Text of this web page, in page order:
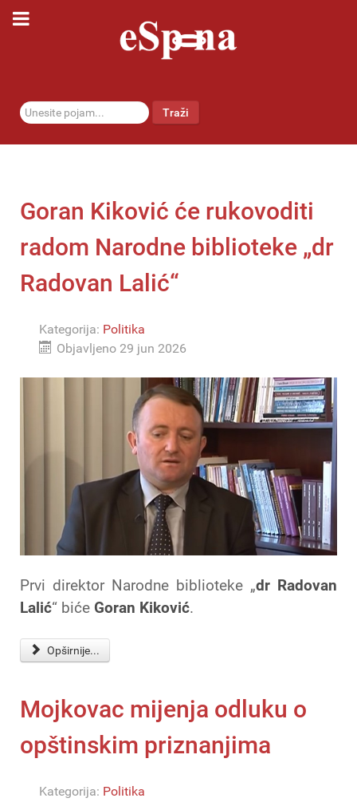
traži... Traži
Goran Kiković će rukovoditi
radom Narodne biblioteke „dr
Radovan Lalić“
Kategorija: Politika
Objavljeno 29 jun 2026
Prvi direktor Narodne biblioteke „dr Radovan
Lalić“ biće Goran Kiković.
Opširnije...
Mojkovac mijenja odluku o
opštinskim priznanjima
Kategorija: Politika